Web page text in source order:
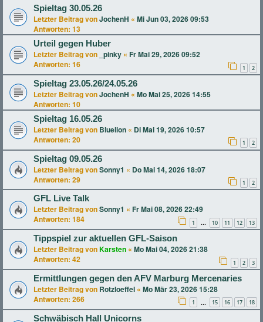
Spieltag 30.05.26
Letzter Beitrag vonJochenH « Mi Jun 03, 2026 09:53
Antworten: 13
Urteil gegen Huber
Letzter Beitrag von _pinky « Fr Mai 29, 2026 09:52
Antworten: 16 1 2
Spieltag 23.05.26/24.05.26
Letzter Beitrag vonJochenH « Mo Mai 25, 2026 14:55
Antworten: 10
Spieltag 16.05.26
Letzter Beitrag von Bluelion « Di Mai 19, 2026 10:57
Antworten: 20 1 2
Spieltag 09.05.26
Letzter Beitrag vonSonny1 « Do Mai 14, 2026 18:07
Antworten: 29 1 2
GFL Live Talk
Letzter Beitrag vonSonny1 « Fr Mai 08, 2026 22:49
Antworten: 184 1 … 10 11 12 13
Tippspiel zur aktuellen GFL-Saison
Letzter Beitrag vonKarsten « Mo Mai 04, 2026 21:38
Antworten: 42 1 2 3
Ermittlungen gegen den AFV Marburg Mercenaries
Letzter Beitrag von Rotzloeffel « Mo Mär 23, 2026 15:28
Antworten: 266 1 … 15 16 17 18
Schwäbisch Hall Unicorns